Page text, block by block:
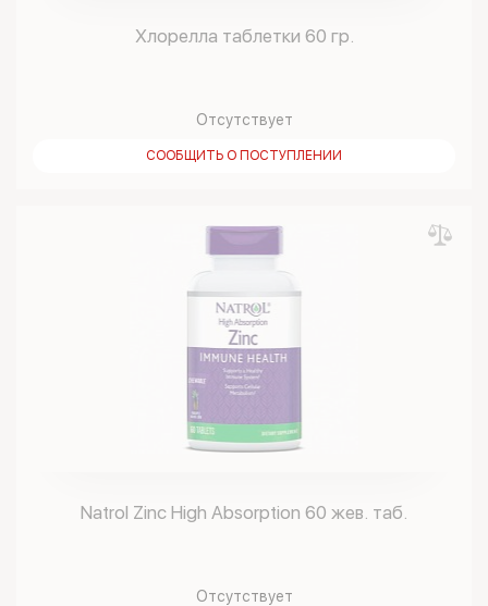
Хлорелла таблетки 60 гр.
Отсутствует
СООБЩИТЬ О ПОСТУПЛЕНИИ
Natrol Zinc High Absorption 60 жев. таб.
Отсутствует